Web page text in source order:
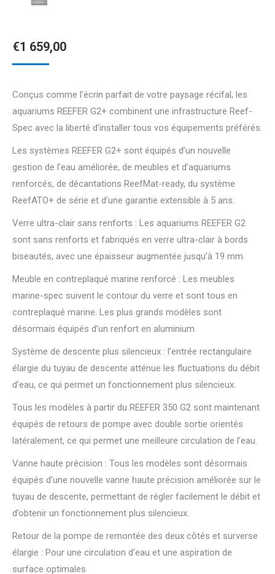
€1 659,00
Conçus comme l’écrin parfait de votre paysage récifal, les
aquariums REEFER G2+ combinent une infrastructure Reef-
Spec avec la liberté d’installer tous vos équipements préférés.
Les systèmes REEFER G2+ sont équipés d’un nouvelle
gestion de l’eau améliorée, de meubles et d’aquariums
renforcés, de décantations ReefMat-ready, du système
ReefATO+ de série et d’une garantie extensible à 5 ans.
Verre ultra-clair sans renforts : Les aquariums REEFER G2
sont sans renforts et fabriqués en verre ultra-clair à bords
biseautés, avec une épaisseur augmentée jusqu’à 19 mm.
Meuble en contreplaqué marine renforcé : Les meubles
marine-spec suivent le contour du verre et sont tous en
contreplaqué marine. Les plus grands modèles sont
désormais équipés d’un renfort en aluminium.
Système de descente plus silencieux : l’entrée rectangulaire
élargie du tuyau de descente atténue les fluctuations du débit
d’eau, ce qui permet un fonctionnement plus silencieux.
Tous les modèles à partir du REEFER 350 G2 sont maintenant
équipés de retours de pompe avec double sortie orientés
latéralement, ce qui permet une meilleure circulation de l’eau.
Vanne haute précision : Tous les modèles sont désormais
équipés d’une nouvelle vanne haute précision améliorée sur le
tuyau de descente, permettant de régler facilement le débit et
d’obtenir un fonctionnement plus silencieux.
Retour de la pompe de remontée des deux côtés et surverse
élargie : Pour une circulation d’eau et une aspiration de
surface optimales